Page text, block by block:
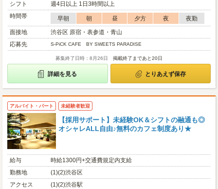
シフト
週4日以上 1日3時間以上
時間帯
早朝 朝 昼 夕方 夜
夜勤
面接地
渋谷区 原宿・表参道・青山
応募先
S-PiCK CAFE BY SWEETS PARADISE
募集終了日時：8月26日 掲載終了まであと20日
詳細を見る とりあえず保存
アルバイト・パート 未経験者歓迎
【採用サポート】未経験OK＆シフトの融通も◎
オシャレALL自由♪無料のカフェ制度あり★
給与
時給1300円+交通費規定内支給
勤務地
(1)(2)渋谷区
アクセス
(1)(2)渋谷駅